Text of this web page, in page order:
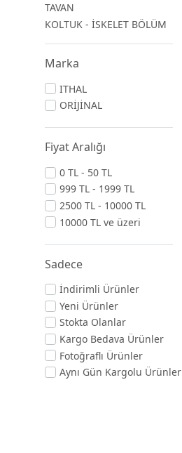
TAVAN
KOLTUK - İSKELET BÖLÜM
Marka
ITHAL
ORİJİNAL
Fiyat Aralığı
0 TL - 50 TL
999 TL - 1999 TL
2500 TL - 10000 TL
10000 TL ve üzeri
Sadece
İndirimli Ürünler
Yeni Ürünler
Stokta Olanlar
Kargo Bedava Ürünler
Fotoğraflı Ürünler
Aynı Gün Kargolu Ürünler